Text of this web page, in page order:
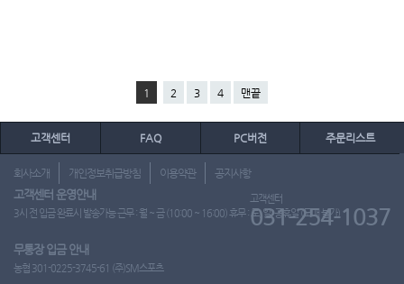
1 2 3 4 맨끝
고객센터 FAQ PC버전 주문리스트
회사소개 개인정보취급방침 이용약관 공지사항
고객센터 운영안내
3시 전 입금 완료시 발송가능 근무 : 월 ~ 금 (10:00 ~ 16:00) 휴무 : 토, 일, 공휴일 (도매 불가)
고객센터
031-254-1037
무통장 입금 안내
농협 301-0225-3745-61 (주)SM스포츠